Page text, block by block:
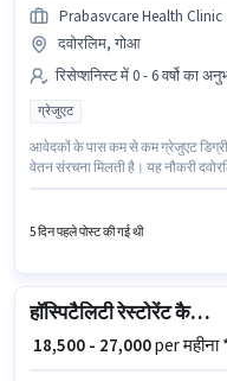
Prabasvcare Health Clinic
दवोरलिम, गोआ
रिसेप्शनिस्ट में 0 - 6 वर्षो का
ग्रेजुएट
आवेदकों के पास कम से कम ग्रेजुएट डिग्री
वेतन संरचना मिलती है। यह नौकरी
5 दिन पहले पोस्ट की गई थी
हॉस्पिटैलिटी रेस्टोरेंट कैप्टन
₹ 18,500 - 27,000per महीना